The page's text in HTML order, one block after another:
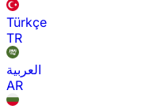
Türkçe
TR
العربية
AR